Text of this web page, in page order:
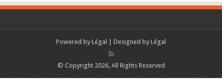
Powered by Légal | Designed by Légal
© Copyright 2026, All Rights Reserved